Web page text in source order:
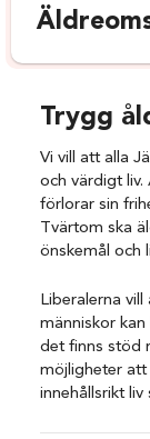
Trygg
Vi vill att alla
och värdigt liv.
förlorar sin
Tvärtom ska
önskemål och
Liberalerna
människor kan
det finns stöd
möjligheter
innehållsrikt